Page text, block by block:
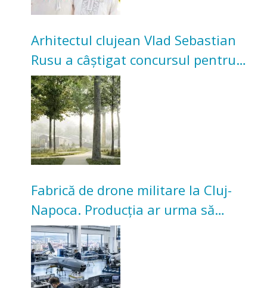
Arhitectul clujean Vlad Sebastian
Rusu a câștigat concursul pentru
transformarea Grădinii Casei
Universitarilor
Fabrică de drone militare la Cluj-
Napoca. Producția ar urma să
înceapă în toamna acestui an